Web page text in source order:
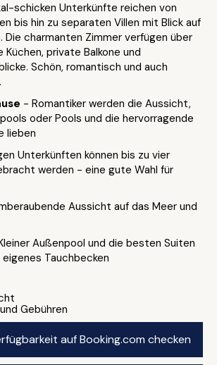
schicken Unterkünfte reichen von
bis hin zu separaten Villen mit Blick auf
Die charmanten Zimmer verfügen über
Küchen, private Balkone und
Schön, romantisch und auch
- Romantiker werden die Aussicht,
oder Pools und die hervorragende
lieben
Unterkünften können bis zu vier
werden - eine gute Wahl für
Aussicht auf das Meer und
Außenpool und die besten Suiten
Tauchbecken
Gebühren
auf Booking.com checken